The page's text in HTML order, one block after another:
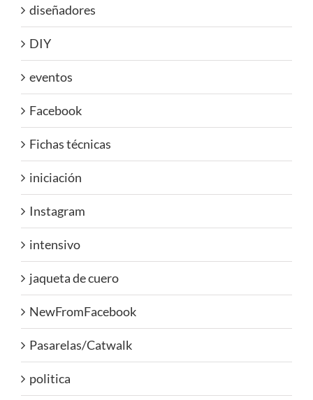
diseñadores
DIY
eventos
Facebook
Fichas técnicas
iniciación
Instagram
intensivo
jaqueta de cuero
NewFromFacebook
Pasarelas/Catwalk
politica